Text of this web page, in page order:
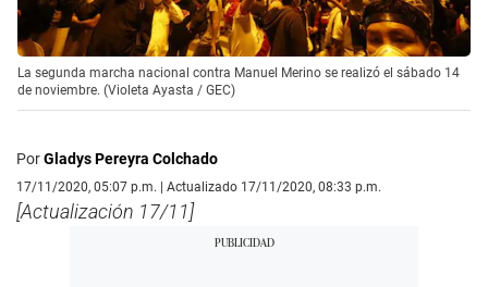
La segunda marcha nacional contra Manuel Merino se realizó el sábado 14
de noviembre. (Violeta Ayasta / GEC)
PorGladys Pereyra Colchado
17/11/2020, 05:07 p.m. | Actualizado 17/11/2020, 08:33 p.m.
[Actualización 17/11]